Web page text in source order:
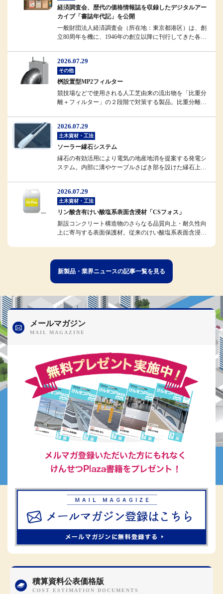
経済調査会、歴代の価格情報誌を収録したデジタルアー
カイブ「書誌年代記」を公開
一般財団法人経済調査会（所在地：東京都港区）は、創
立80周年を機に、1946年の創立以降に刊行してきた各種
2026.07.29
その他
桝設置型MP2フィルター
競技場などで使用される人工芝由来の流出物を「比重分
離＋フィルター」の２段階で対策する製品。比重分離に
2026.07.29
土木資材・工法
ソーラー縁石システム
縁石の有効活用により電気の地産地消を提案する発電シ
ステム。内部に溝やケーブルさばき部を設けた縁石上部
2026.07.29
土木資材・工法
リン酸含有けい酸塩系表面含浸材「CSフォス」
新設コンクリート構造物のさらなる品質向上・耐久性向
上に寄与する表面保護材。従来のけい酸塩系表面含浸材
新製品・業界ニュースの記事一覧を見る
メールマガジン
積算資料公表価格版